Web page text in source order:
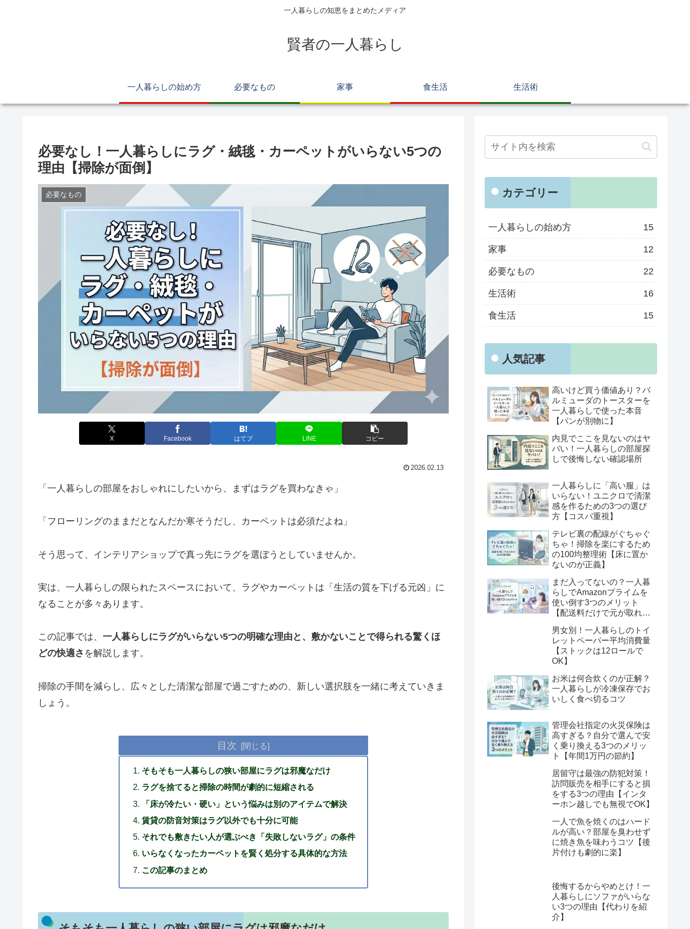
一人暮らしの知恵をまとめたメディア
賢者の一人暮らし
一人暮らしの始め方 必要なもの 家事 食生活 生活術
必要なし！一人暮らしにラグ・絨毯・カーペットがいらない5つの
理由【掃除が面倒】
必要なもの
X Facebook はてブ LINE コピー
2026.02.13
「一人暮らしの部屋をおしゃれにしたいから、まずはラグを買わなきゃ」
「フローリングのままだとなんだか寒そうだし、カーペットは必須だよね」
そう思って、インテリアショップで真っ先にラグを選ぼうとしていませんか。
実は、一人暮らしの限られたスペースにおいて、ラグやカーペットは「生活の質を下げる元凶」に
なることが多々あります。
この記事では、 一人暮らしにラグがいらない5つの明確な理由と、敷かないことで得られる驚くほ
どの快適さ を解説します。
掃除の手間を減らし、広々とした清潔な部屋で過ごすための、新しい選択肢を一緒に考えていきま
しょう。
目次
そもそも一人暮らしの狭い部屋にラグは邪魔なだけ
ラグを捨てると掃除の時間が劇的に短縮される
「床が冷たい・硬い」という悩みは別のアイテムで解決
賃貸の防音対策はラグ以外でも十分に可能
それでも敷きたい人が選ぶべき「失敗しないラグ」の条件
いらなくなったカーペットを賢く処分する具体的な方法
この記事のまとめ
カテゴリー
一人暮らしの始め方 15
家事 12
必要なもの 22
生活術 16
食生活 15
人気記事
高いけど買う価値あり？バ
ルミューダのトースターを
一人暮らしで使った本音
【パンが別物に】
内見でここを見ないのはヤ
バい！一人暮らしの部屋探
しで後悔しない確認場所
一人暮らしに「高い服」は
いらない！ユニクロで清潔
感を作るための3つの選び
方【コスパ重視】
テレビ裏の配線がぐちゃぐ
ちゃ！掃除を楽にするため
の100均整理術【床に置か
ないのが正義】
まだ入ってないの？一人暮
らしでAmazonプライムを
使い倒す3つのメリット
【配送料だけで元が取れ
男女別！一人暮らしのトイ
レットペーパー平均消費量
【ストックは12ロールで
OK】
お米は何合炊くのが正解？
一人暮らしが冷凍保存でお
いしく食べ切るコツ
管理会社指定の火災保険は
高すぎる？自分で選んで安
く乗り換える3つのメリッ
ト【年間1万円の節約】
居留守は最強の防犯対策！
訪問販売を相手にすると損
をする3つの理由【インタ
ーホン越しでも無視でOK】
一人で魚を焼くのはハード
ルが高い？部屋を臭わせず
に焼き魚を味わうコツ【後
片付けも劇的に楽】
後悔するからやめとけ！一
人暮らしにソファがいらな
い3つの理由【代わりを紹
介】